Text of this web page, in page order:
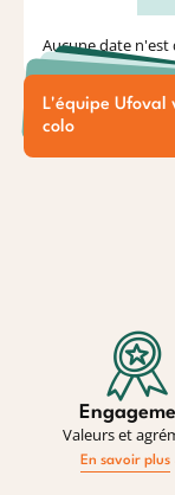
Aucune date
L'équipe Ufoval
colo
Valeurs et
En savoir plus